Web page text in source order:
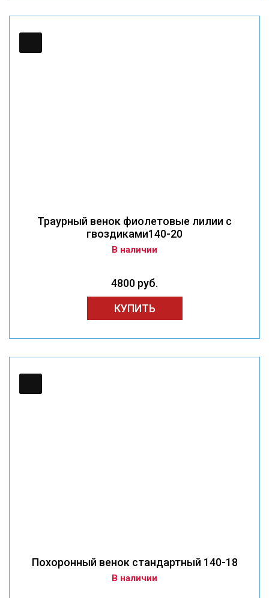
Траурный венок фиолетовые лилии с
гвоздиками140-20
В наличии
4800 руб.
КУПИТЬ
Похоронный венок стандартный 140-18
В наличии